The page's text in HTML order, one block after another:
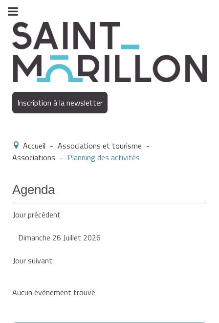
Inscription à la newsletter
Accueil - Associations et tourisme -
Associations - Planning des activités
Agenda
Jour précédent
Dimanche 26 Juillet 2026
Jour suivant
Aucun évènement trouvé